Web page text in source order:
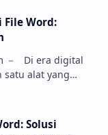
File Word:
satu alat yang
Solusi